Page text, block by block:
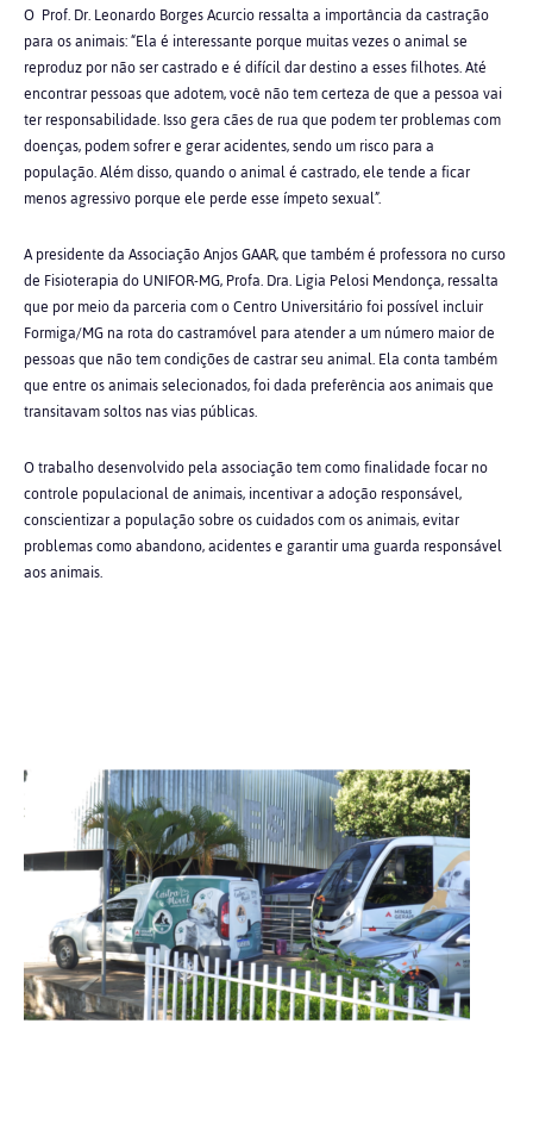
O Prof. Dr. Leonardo Borges Acurcio ressalta a importância da castração
para os animais: “Ela é interessante porque muitas vezes o animal se
reproduz por não ser castrado e é difícil dar destino a esses filhotes. Até
encontrar pessoas que adotem, você não tem certeza de que a pessoa vai
ter responsabilidade. Isso gera cães de rua que podem ter problemas com
doenças, podem sofrer e gerar acidentes, sendo um risco para a
população. Além disso, quando o animal é castrado, ele tende a ficar
menos agressivo porque ele perde esse ímpeto sexual”.
A presidente da Associação Anjos GAAR, que também é professora no curso
de Fisioterapia do UNIFOR-MG, Profa. Dra. Ligia Pelosi Mendonça, ressalta
que por meio da parceria com o Centro Universitário foi possível incluir
Formiga/MG na rota do castramóvel para atender a um número maior de
pessoas que não tem condições de castrar seu animal. Ela conta também
que entre os animais selecionados, foi dada preferência aos animais que
transitavam soltos nas vias públicas.
O trabalho desenvolvido pela associação tem como finalidade focar no
controle populacional de animais, incentivar a adoção responsável,
conscientizar a população sobre os cuidados com os animais, evitar
problemas como abandono, acidentes e garantir uma guarda responsável
aos animais.